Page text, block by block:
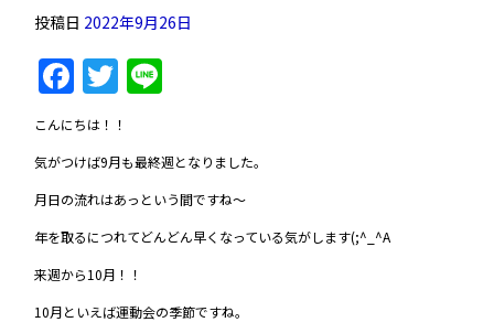
投稿日 2022年9月26日
Facebook
Twitter
こんにちは！！
気がつけば9月も最終週となりました。
月日の流れはあっという間ですね～
年を取るにつれてどんどん早くなっている気がします(;^_^A
来週から10月！！
10月といえば運動会の季節ですね。